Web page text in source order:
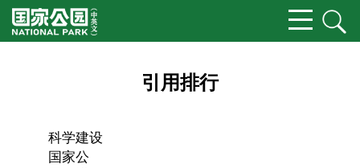
引用排行
科学建设
国家公